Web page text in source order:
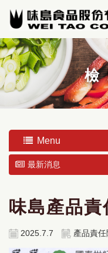
Menu
最新消息
味島產品責
2025.7.7 產品責任